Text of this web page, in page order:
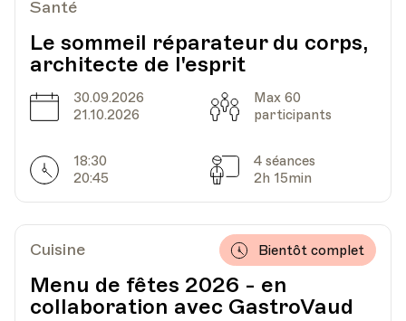
Santé
Le sommeil réparateur du corps,
architecte de l'esprit
Date
30.09.2026
21.10.2026
Capacité
Max 60
participants
Horarires
18:30
20:45
Séances
4 séances
2h 15min
Cuisine
Menu de fêtes 2026 - en
collaboration avec GastroVaud
Bientôt complet